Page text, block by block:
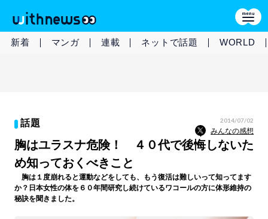
新着 マンガ 連載 ネットで話題 WORLD
話題 2014/07/02
みんなの感想
胸はユラスナ危険！ ４０代で後悔しないた
め知っておくべきこと
胸は１度崩れると運動などをしても、もう復活は難しいって知ってます
か？日本女性の体を６０年間研究し続けているワコールの方に体形維持の
秘訣を聞きました。